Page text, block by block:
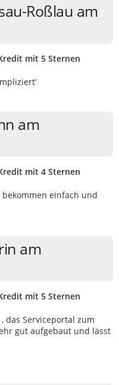
Roßlau am
mit 5 Sternen
am
mit 4 Sternen
einfach und
am
mit 5 Sternen
das Serviceportal zum
gut aufgebaut und lässt